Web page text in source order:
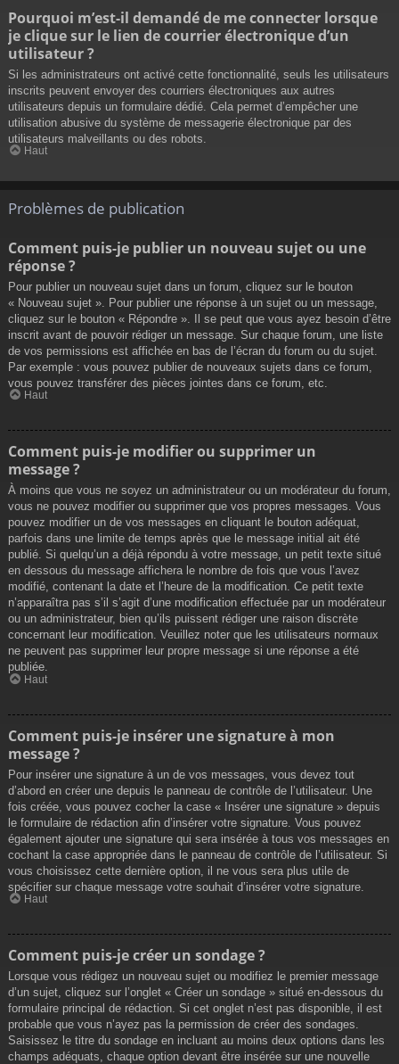
Pourquoi m’est-il demandé de me connecter lorsque
je clique sur le lien de courrier électronique d’un
utilisateur ?
Si les administrateurs ont activé cette fonctionnalité, seuls les utilisateurs
inscrits peuvent envoyer des courriers électroniques aux autres
utilisateurs depuis un formulaire dédié. Cela permet d’empêcher une
utilisation abusive du système de messagerie électronique par des
utilisateurs malveillants ou des robots.
Haut
Problèmes de publication
Comment puis-je publier un nouveau sujet ou une
réponse ?
Pour publier un nouveau sujet dans un forum, cliquez sur le bouton
« Nouveau sujet ». Pour publier une réponse à un sujet ou un message,
cliquez sur le bouton « Répondre ». Il se peut que vous ayez besoin d’être
inscrit avant de pouvoir rédiger un message. Sur chaque forum, une liste
de vos permissions est affichée en bas de l’écran du forum ou du sujet.
Par exemple : vous pouvez publier de nouveaux sujets dans ce forum,
vous pouvez transférer des pièces jointes dans ce forum, etc.
Haut
Comment puis-je modifier ou supprimer un
message ?
À moins que vous ne soyez un administrateur ou un modérateur du forum,
vous ne pouvez modifier ou supprimer que vos propres messages. Vous
pouvez modifier un de vos messages en cliquant le bouton adéquat,
parfois dans une limite de temps après que le message initial ait été
publié. Si quelqu’un a déjà répondu à votre message, un petit texte situé
en dessous du message affichera le nombre de fois que vous l’avez
modifié, contenant la date et l’heure de la modification. Ce petit texte
n’apparaîtra pas s’il s’agit d’une modification effectuée par un modérateur
ou un administrateur, bien qu’ils puissent rédiger une raison discrète
concernant leur modification. Veuillez noter que les utilisateurs normaux
ne peuvent pas supprimer leur propre message si une réponse a été
publiée.
Haut
Comment puis-je insérer une signature à mon
message ?
Pour insérer une signature à un de vos messages, vous devez tout
d’abord en créer une depuis le panneau de contrôle de l’utilisateur. Une
fois créée, vous pouvez cocher la case « Insérer une signature » depuis
le formulaire de rédaction afin d’insérer votre signature. Vous pouvez
également ajouter une signature qui sera insérée à tous vos messages en
cochant la case appropriée dans le panneau de contrôle de l’utilisateur. Si
vous choisissez cette dernière option, il ne vous sera plus utile de
spécifier sur chaque message votre souhait d’insérer votre signature.
Haut
Comment puis-je créer un sondage ?
Lorsque vous rédigez un nouveau sujet ou modifiez le premier message
d’un sujet, cliquez sur l’onglet « Créer un sondage » situé en-dessous du
formulaire principal de rédaction. Si cet onglet n’est pas disponible, il est
probable que vous n’ayez pas la permission de créer des sondages.
Saisissez le titre du sondage en incluant au moins deux options dans les
champs adéquats, chaque option devant être insérée sur une nouvelle